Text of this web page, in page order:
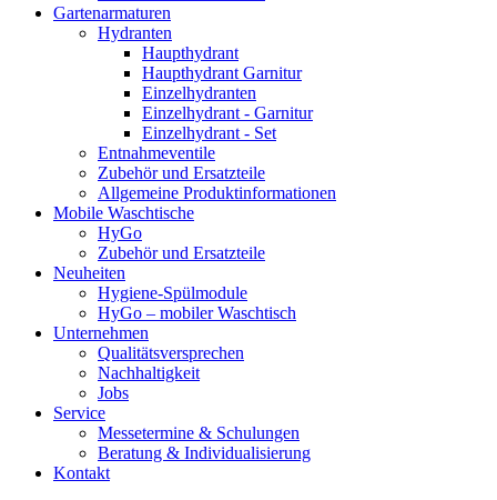
Gartenarmaturen
Hydranten
Haupthydrant
Haupthydrant Garnitur
Einzelhydranten
Einzelhydrant - Garnitur
Einzelhydrant - Set
Entnahmeventile
Zubehör und Ersatzteile
Allgemeine Produktinformationen
Mobile Waschtische
HyGo
Zubehör und Ersatzteile
Neuheiten
Hygiene-Spülmodule
HyGo – mobiler Waschtisch
Unternehmen
Qualitätsversprechen
Nachhaltigkeit
Jobs
Service
Messetermine & Schulungen
Beratung & Individualisierung
Kontakt